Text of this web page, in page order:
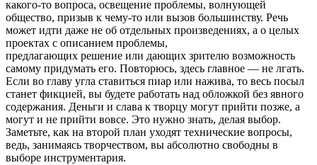
какого-то вопроса, освещение проблемы, волнующей
общество, призыв к чему-то или вызов большинству. Речь
может идти даже не об отдельных произведениях, а о целых
проектах с описанием проблемы,
предлагающих решение или дающих зрителю возможность
самому придумать его. Повторюсь, здесь главное — не лгать.
Если во главу угла ставиться пиар или нажива, то весь посыл
станет фикцией, вы будете работать над обложкой без явного
содержания. Деньги и слава к творцу могут прийти позже, а
могут и не прийти вовсе. Это нужно знать, делая выбор.
Заметьте, как на второй план уходят технические вопросы,
ведь, занимаясь творчеством, вы абсолютно свободны в
выборе инструментария.